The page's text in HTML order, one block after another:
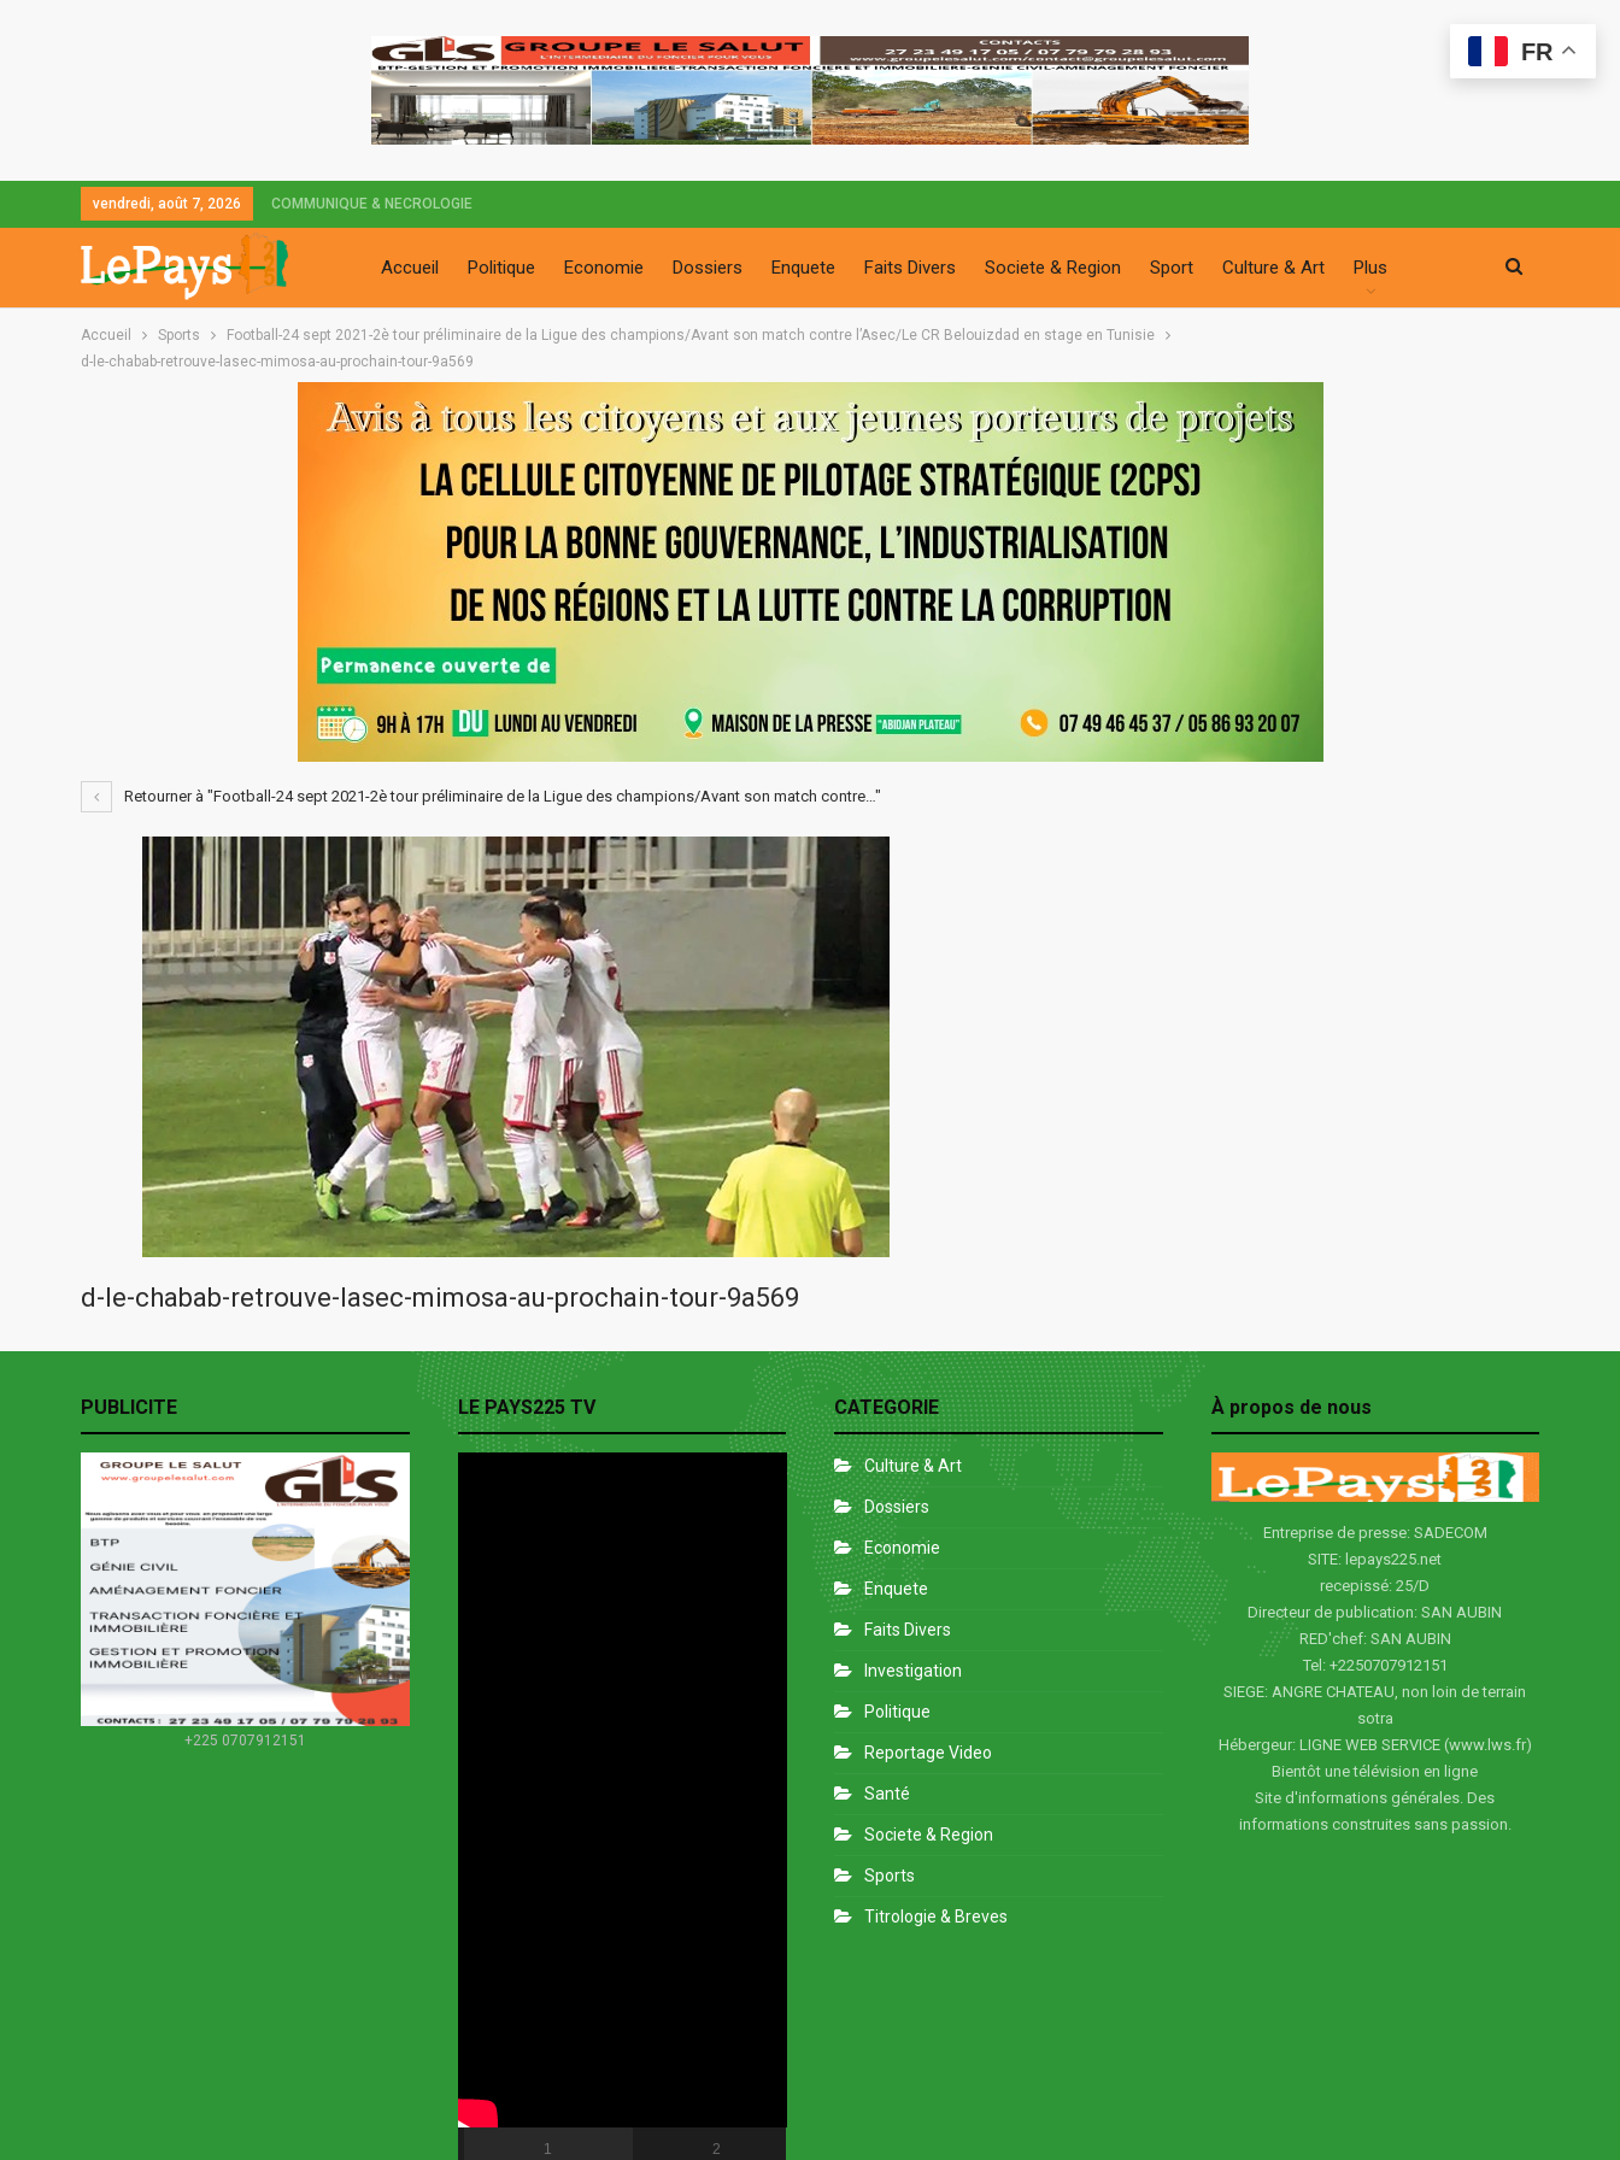
vendredi, août 7, 2026 COMMUNIQUE & NECROLOGIE
Accueil Politique Economie Dossiers Enquete Faits Divers Societe & Region Sport Culture & Art Plus
Accueil Sports
Football-24 sept 2021-2è tour préliminaire de la Ligue des champions/Avant son match contre l’Asec/Le CR Belouizdad en stage en Tunisie
d-le-chabab-retrouve-lasec-mimosa-au-prochain-tour-9a569
Retourner à "Football-24 sept 2021-2è tour préliminaire de la Ligue des champions/Avant son match contre…"
d-le-chabab-retrouve-lasec-mimosa-au-prochain-tour-9a569
PUBLICITE
+225 0707912151
LE PAYS225 TV
1 2
CATEGORIE
Culture & Art
Dossiers
Economie
Enquete
Faits Divers
Investigation
Politique
Reportage Video
Santé
Societe & Region
Sports
Titrologie & Breves
À propos de nous
Entreprise de presse: SADECOM
SITE: lepays225.net
recepissé: 25/D
Directeur de publication: SAN AUBIN
RED'chef: SAN AUBIN
Tel: +2250707912151
SIEGE: ANGRE CHATEAU, non loin de terrain
sotra
Hébergeur: LIGNE WEB SERVICE (www.lws.fr)
Bientôt une télévision en ligne
Site d'informations générales. Des
informations construites sans passion.
FR